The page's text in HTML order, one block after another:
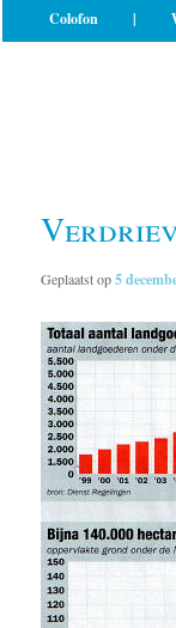
Colofon |
Geplaatst op5